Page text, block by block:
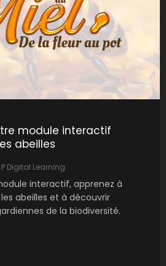
module interactif
abeilles
Digital Learning
interactif, apprenez à
abeilles et à découvrir
de la biodiversité.